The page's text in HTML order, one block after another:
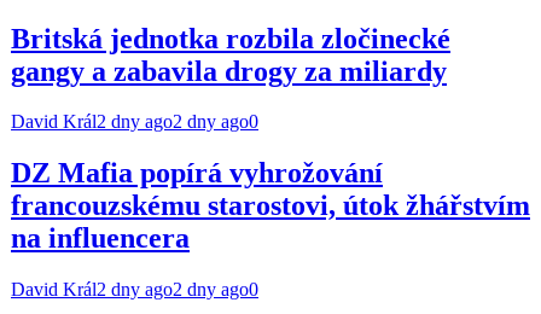
Britská jednotka rozbila zločinecké
gangy a zabavila drogy za miliardy
David Král2 dny ago2 dny ago0
DZ Mafia popírá vyhrožování
francouzskému starostovi, útok žhářstvím
na influencera
David Král2 dny ago2 dny ago0